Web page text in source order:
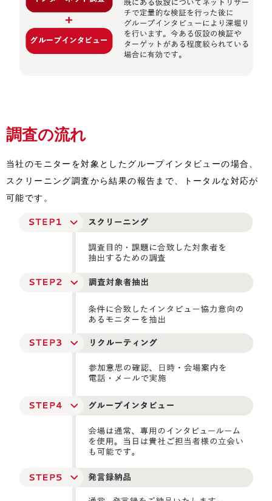
調査の流れ
当社のモニターを対象としたグループインタビューの場合、
スクリーニング調査から結果の報告まで、トータルな対応が
可能です。